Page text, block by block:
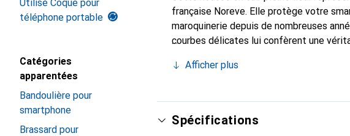
Utilisé Coque pour
téléphone portable
Catégories
apparentées
Bandoulière pour
smartphone
Brassard pour
française Noreve. Elle protège votre
maroquinerie depuis de nombreuses
courbes délicates lui confèrent une
est un choix sûr pour une clientèle
Afficher plus
Spécifications